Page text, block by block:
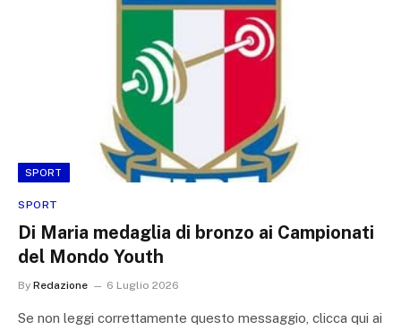
SPORT
SPORT
Di Maria medaglia di bronzo ai Campionati
del Mondo Youth
By Redazione 6 Luglio 2026
Se non leggi correttamente questo messaggio, clicca qui ai